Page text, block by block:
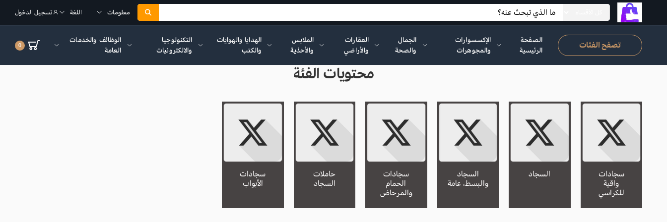
معلومات اللغة تسجيل الدخول
تصفح الفئات
الصفحة
الرئيسية
الإكسسوارات
والمجوهرات
الجمال
والصحة
العقارات
والأراضي
الملابس
والأحذية
الهدايا والهوايات
والكتب
التكنولوجيا
والالكترونيات
الوظائف والخدمات
العامة
0
محتويات الفئة
سجادات
واقية
للكراسي
السجاد السجاد
والبسط، عامة
سجادات
الحمام
والمرحاض
حاملات
السجاد
سجادات
الأبواب